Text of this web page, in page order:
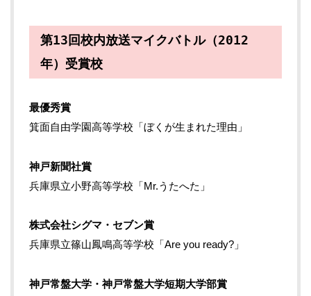
第13回校内放送マイクバトル（2012
年）受賞校
最優秀賞
箕面自由学園高等学校「ぼくが生まれた理由」
神戸新聞社賞
兵庫県立小野高等学校「Mr.うたへた」
株式会社シグマ・セブン賞
兵庫県立篠山鳳鳴高等学校「Are you ready?」
神戸常盤大学・神戸常盤大学短期大学部賞